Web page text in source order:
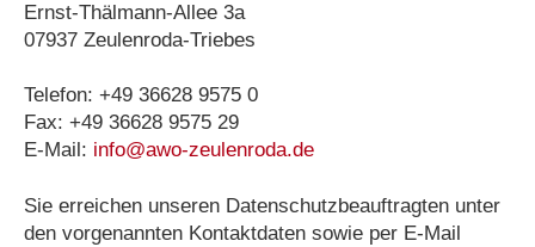
Ernst-Thälmann-Allee 3a
07937 Zeulenroda-Triebes
Telefon: +49 36628 9575 0
Fax: +49 36628 9575 29
E-Mail: info@awo-zeulenroda.de
Sie erreichen unseren Datenschutzbeauftragten unter
den vorgenannten Kontaktdaten sowie per E-Mail